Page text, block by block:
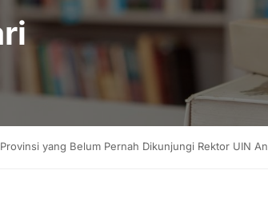
yang Belum Pernah Dikunjungi Rektor UIN